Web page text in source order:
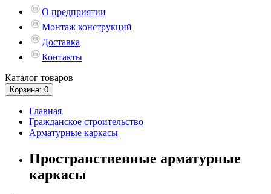
О предприятии
Монтаж конструкций
Доставка
Контакты
Каталог товаров
Корзина: 0
Главная
Гражданское строительство
Арматурные каркасы
Пространственные арматурные
каркасы